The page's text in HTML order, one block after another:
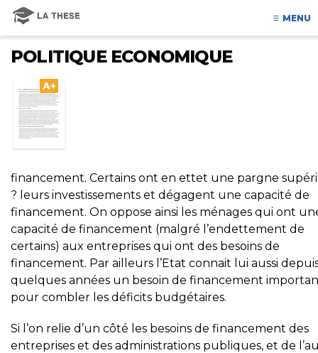
MENU
POLITIQUE ECONOMIQUE
A+
financement. Certains ont en ettet une pargne
? leurs investissements et dégagent une capacité de
financement. On oppose ainsi les ménages qui ont
capacité de financement (malgré l’endettement de
certains) aux entreprises qui ont des besoins de
financement. Par ailleurs l’Etat connait lui aussi
quelques années un besoin de financement
pour combler les déficits budgétaires.
Si l’on relie d’un côté les besoins de financement des
entreprises et des administrations publiques, et de